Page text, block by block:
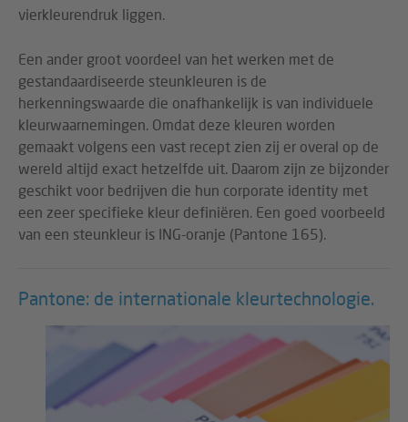
vierkleurendruk liggen.
Een ander groot voordeel van het werken met de
gestandaardiseerde steunkleuren is de
herkenningswaarde die onafhankelijk is van individuele
kleurwaarnemingen. Omdat deze kleuren worden
gemaakt volgens een vast recept zien zij er overal op de
wereld altijd exact hetzelfde uit. Daarom zijn ze bijzonder
geschikt voor bedrijven die hun corporate identity met
een zeer specifieke kleur definiëren. Een goed voorbeeld
van een steunkleur is ING-oranje (Pantone 165).
Pantone: de internationale kleurtechnologie.